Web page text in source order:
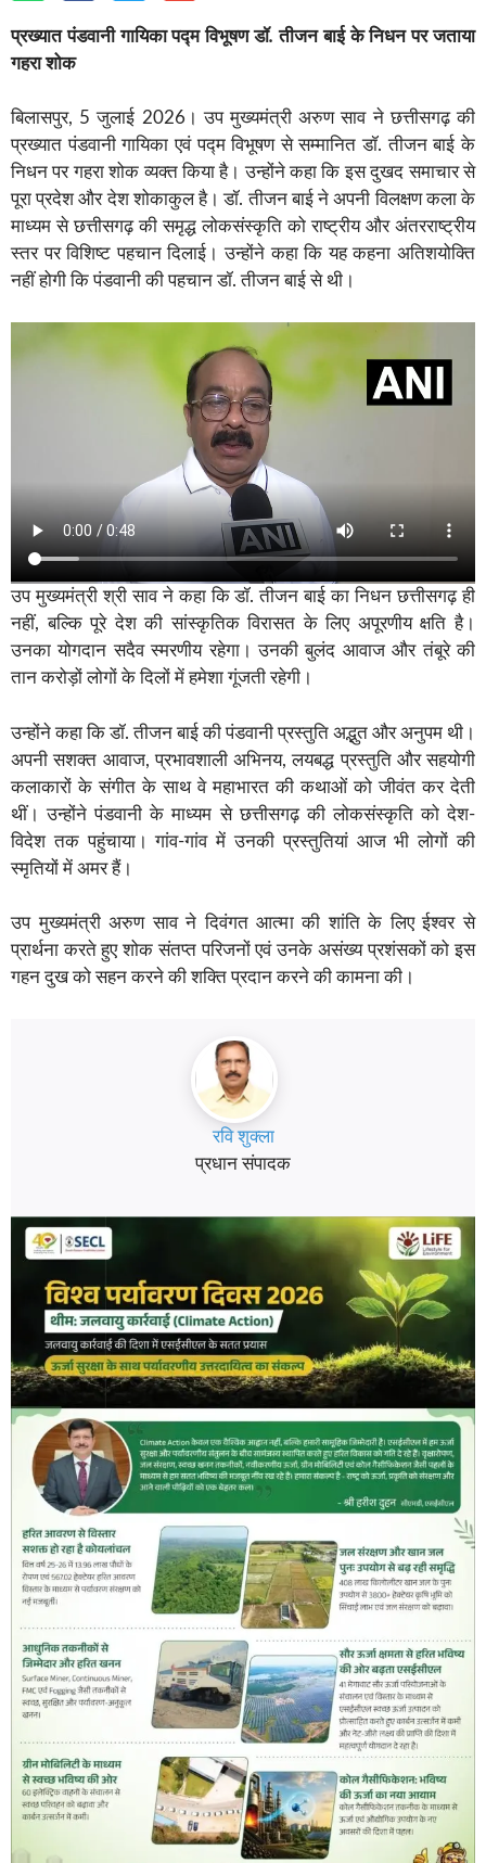
प्रख्यात पंडवानी गायिका पद्म विभूषण डॉ.तीजन बाई के निधन पर जताया
गहरा शोक
बिलासपुर, 5 जुलाई 2026। उप मुख्यमंत्री अरुण साव ने छत्तीसगढ़ की
प्रख्यात पंडवानी गायिका एवं पद्म विभूषण से सम्मानित डॉ. तीजन बाई के
निधन पर गहरा शोक व्यक्त किया है। उन्होंने कहा कि इस दुखद समाचार से
पूरा प्रदेश और देश शोकाकुल है। डॉ. तीजन बाई ने अपनी विलक्षण कला के
माध्यम से छत्तीसगढ़ की समृद्ध लोकसंस्कृति को राष्ट्रीय और अंतरराष्ट्रीय
स्तर पर विशिष्ट पहचान दिलाई। उन्होंने कहा कि यह कहना अतिशयोक्ति
नहीं होगी कि पंडवानी की पहचान डॉ. तीजन बाई से थी।
उप मुख्यमंत्री श्री साव ने कहा कि डॉ. तीजन बाई का निधन छत्तीसगढ़ ही
नहीं, बल्कि पूरे देश की सांस्कृतिक विरासत के लिए अपूरणीय क्षति है।
उनका योगदान सदैव स्मरणीय रहेगा। उनकी बुलंद आवाज और तंबूरे की
तान करोड़ों लोगों के दिलों में हमेशा गूंजती रहेगी।
उन्होंने कहा कि डॉ. तीजन बाई की पंडवानी प्रस्तुति अद्भुत और अनुपम थी।
अपनी सशक्त आवाज, प्रभावशाली अभिनय, लयबद्ध प्रस्तुति और सहयोगी
कलाकारों के संगीत के साथ वे महाभारत की कथाओं को जीवंत कर देती
थीं। उन्होंने पंडवानी के माध्यम से छत्तीसगढ़ की लोकसंस्कृति को देश-
विदेश तक पहुंचाया। गांव-गांव में उनकी प्रस्तुतियां आज भी लोगों की
स्मृतियों में अमर हैं।
उप मुख्यमंत्री अरुण साव ने दिवंगत आत्मा की शांति के लिए ईश्वर से
प्रार्थना करते हुए शोक संतप्त परिजनों एवं उनके असंख्य प्रशंसकों को इस
गहन दुख को सहन करने की शक्ति प्रदान करने की कामना की।
रवि शुक्ला
प्रधान संपादक